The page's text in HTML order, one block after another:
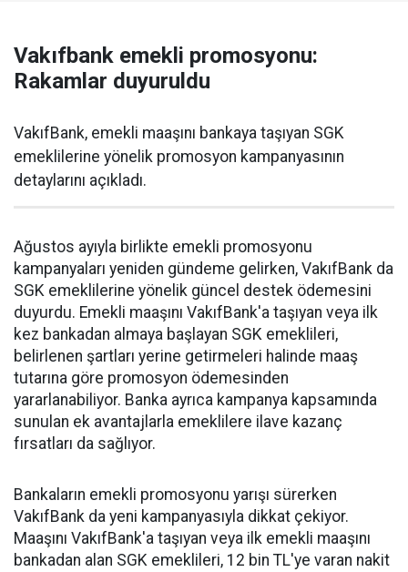
Vakıfbank emekli promosyonu:
Rakamlar duyuruldu
VakıfBank, emekli maaşını bankaya taşıyan SGK
emeklilerine yönelik promosyon kampanyasının
detaylarını açıkladı.
Ağustos ayıyla birlikte emekli promosyonu
kampanyaları yeniden gündeme gelirken, VakıfBank da
SGK emeklilerine yönelik güncel destek ödemesini
duyurdu. Emekli maaşını VakıfBank'a taşıyan veya ilk
kez bankadan almaya başlayan SGK emeklileri,
belirlenen şartları yerine getirmeleri halinde maaş
tutarına göre promosyon ödemesinden
yararlanabiliyor. Banka ayrıca kampanya kapsamında
sunulan ek avantajlarla emeklilere ilave kazanç
fırsatları da sağlıyor.
Bankaların emekli promosyonu yarışı sürerken
VakıfBank da yeni kampanyasıyla dikkat çekiyor.
Maaşını VakıfBank'a taşıyan veya ilk emekli maaşını
bankadan alan SGK emeklileri, 12 bin TL'ye varan nakit